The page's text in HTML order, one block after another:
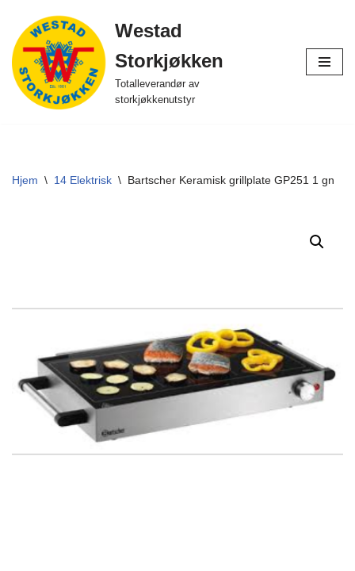
Hopp
til
innholdet
Westad
Storkjøkken
Totalleverandør av
storkjøkkenutstyr
Hjem \ 14 Elektrisk \ Bartscher Keramisk grillplate GP251 1 gn